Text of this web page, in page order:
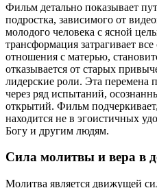
Фильм детально показывает
подростка, зависимого от
молодого человека с ясной
трансформация затрагивает
отношения с матерью,
отказывается от старых
лидерские роли. Эта перемена
через ряд испытаний,
открытий. Фильм
находится не в эгоистичных
Богу и другим людям.
Сила молитвы и вера в
Молитва является движущей